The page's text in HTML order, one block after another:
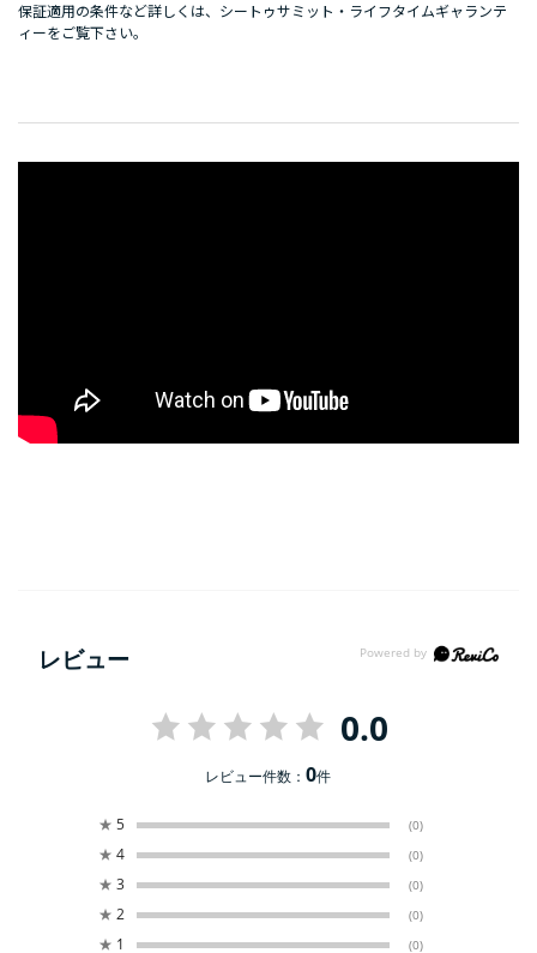
保証適用の条件など詳しくは、 シートゥサミット・ライフタイムギャランテ
ィーをご覧下さい。
レビュー
0.0
レビュー件数：0件
★ 5 (0)
★ 4 (0)
★ 3 (0)
★ 2 (0)
★ 1 (0)